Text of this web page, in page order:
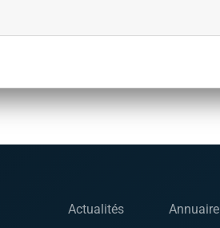
Actualités Annuaire